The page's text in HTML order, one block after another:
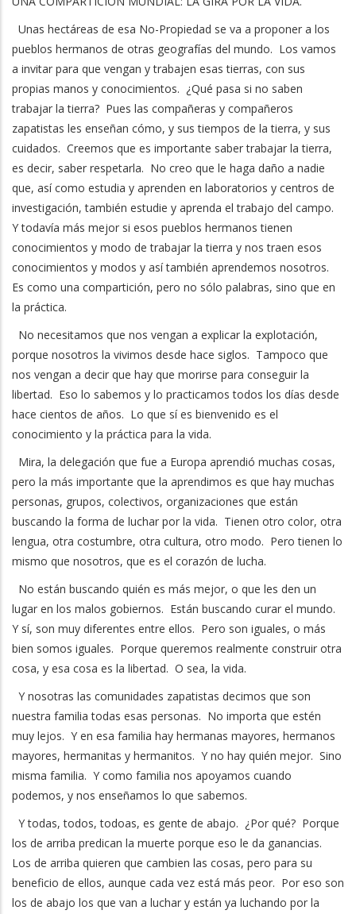
Unas hectáreas de esa No-Propiedad se va a proponer a los
pueblos hermanos de otras geografías del mundo. Los vamos
a invitar para que vengan y trabajen esas tierras, con sus
propias manos y conocimientos. ¿Qué pasa si no saben
trabajar la tierra? Pues las compañeras y compañeros
zapatistas les enseñan cómo, y sus tiempos de la tierra, y sus
cuidados. Creemos que es importante saber trabajar la tierra,
es decir, saber respetarla. No creo que le haga daño a nadie
que, así como estudia y aprenden en laboratorios y centros de
investigación, también estudie y aprenda el trabajo del campo.
Y todavía más mejor si esos pueblos hermanos tienen
conocimientos y modo de trabajar la tierra y nos traen esos
conocimientos y modos y así también aprendemos nosotros.
Es como una compartición, pero no sólo palabras, sino que en
la práctica.
No necesitamos que nos vengan a explicar la explotación,
porque nosotros la vivimos desde hace siglos. Tampoco que
nos vengan a decir que hay que morirse para conseguir la
libertad. Eso lo sabemos y lo practicamos todos los días desde
hace cientos de años. Lo que sí es bienvenido es el
conocimiento y la práctica para la vida.
Mira, la delegación que fue a Europa aprendió muchas cosas,
pero la más importante que la aprendimos es que hay muchas
personas, grupos, colectivos, organizaciones que están
buscando la forma de luchar por la vida. Tienen otro color, otra
lengua, otra costumbre, otra cultura, otro modo. Pero tienen lo
mismo que nosotros, que es el corazón de lucha.
No están buscando quién es más mejor, o que les den un
lugar en los malos gobiernos. Están buscando curar el mundo.
Y sí, son muy diferentes entre ellos. Pero son iguales, o más
bien somos iguales. Porque queremos realmente construir otra
cosa, y esa cosa es la libertad. O sea, la vida.
Y nosotras las comunidades zapatistas decimos que son
nuestra familia todas esas personas. No importa que estén
muy lejos. Y en esa familia hay hermanas mayores, hermanos
mayores, hermanitas y hermanitos. Y no hay quién mejor. Sino
misma familia. Y como familia nos apoyamos cuando
podemos, y nos enseñamos lo que sabemos.
Y todas, todos, todoas, es gente de abajo. ¿Por qué? Porque
los de arriba predican la muerte porque eso le da ganancias.
Los de arriba quieren que cambien las cosas, pero para su
beneficio de ellos, aunque cada vez está más peor. Por eso son
los de abajo los que van a luchar y están ya luchando por la